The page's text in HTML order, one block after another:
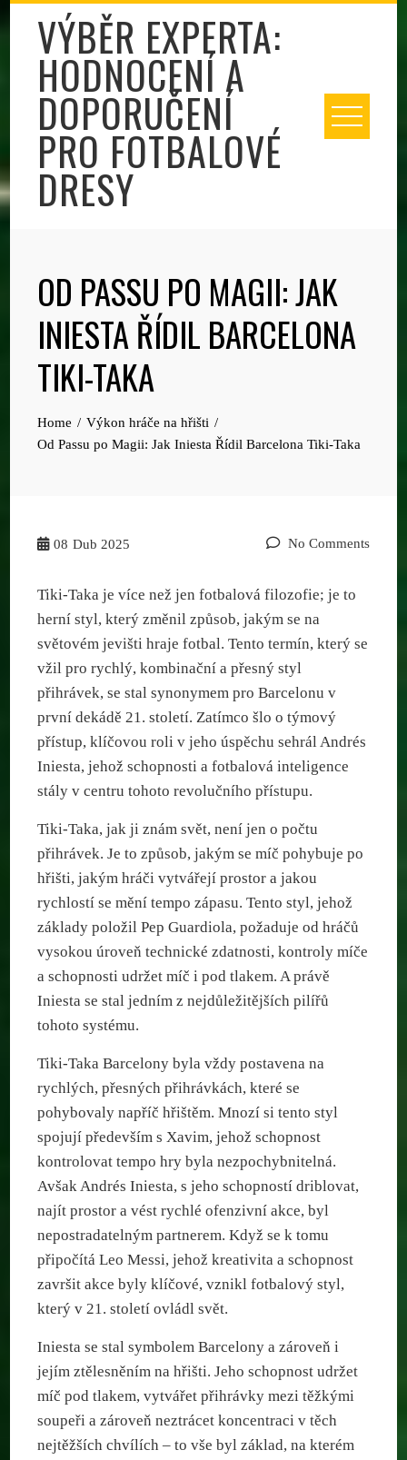
contentVÝBĚR EXPERTA:
HODNOCENÍ A
DOPORUČENÍ
PRO FOTBALOVÉ
DRESY
OD PASSU PO MAGII: JAK
INIESTA ŘÍDIL BARCELONA
TIKI-TAKA
Home
Výkon hráče na hřišti
Od Passu po Magii: Jak Iniesta Řídil Barcelona Tiki-Taka
08 Dub 2025 No Comments
Tiki-Taka je více než jen fotbalová filozofie; je to
herní styl, který změnil způsob, jakým se na
světovém jevišti hraje fotbal. Tento termín, který se
vžil pro rychlý, kombinační a přesný styl
přihrávek, se stal synonymem pro Barcelonu v
první dekádě 21. století. Zatímco šlo o týmový
přístup, klíčovou roli v jeho úspěchu sehrál Andrés
Iniesta, jehož schopnosti a fotbalová inteligence
stály v centru tohoto revolučního přístupu.
Tiki-Taka, jak ji znám svět, není jen o počtu
přihrávek. Je to způsob, jakým se míč pohybuje po
hřišti, jakým hráči vytvářejí prostor a jakou
rychlostí se mění tempo zápasu. Tento styl, jehož
základy položil Pep Guardiola, požaduje od hráčů
vysokou úroveň technické zdatnosti, kontroly míče
a schopnosti udržet míč i pod tlakem. A právě
Iniesta se stal jedním z nejdůležitějších pilířů
tohoto systému.
Tiki-Taka Barcelony byla vždy postavena na
rychlých, přesných přihrávkách, které se
pohybovaly napříč hřištěm. Mnozí si tento styl
spojují především s Xavim, jehož schopnost
kontrolovat tempo hry byla nezpochybnitelná.
Avšak Andrés Iniesta, s jeho schopností driblovat,
najít prostor a vést rychlé ofenzivní akce, byl
nepostradatelným partnerem. Když se k tomu
připočítá Leo Messi, jehož kreativita a schopnost
završit akce byly klíčové, vznikl fotbalový styl,
který v 21. století ovládl svět.
Iniesta se stal symbolem Barcelony a zároveň i
jejím ztělesněním na hřišti. Jeho schopnost udržet
míč pod tlakem, vytvářet přihrávky mezi těžkými
soupeři a zároveň neztrácet koncentraci v těch
nejtěžších chvílích – to vše byl základ, na kterém